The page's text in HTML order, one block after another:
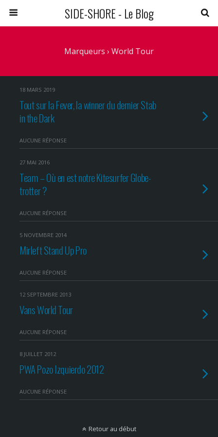
SIDE-SHORE - Le Blog
Marqueurs › World Tour
18 MARS 2019
Tout sur la Fever, la winner du dernier Stab
in the Dark
AUCUNE RÉPONSE
27 MAI 2016
Team – Où en est notre Kitesurfer Globe-
trotter ?
AUCUNE RÉPONSE
5 NOVEMBRE 2014
Mirleft Stand Up Pro
AUCUNE RÉPONSE
12 SEPTEMBRE 2013
Vans World Tour
AUCUNE RÉPONSE
8 JUILLET 2012
PWA Pozo Izquierdo 2012
AUCUNE RÉPONSE
Retour au début